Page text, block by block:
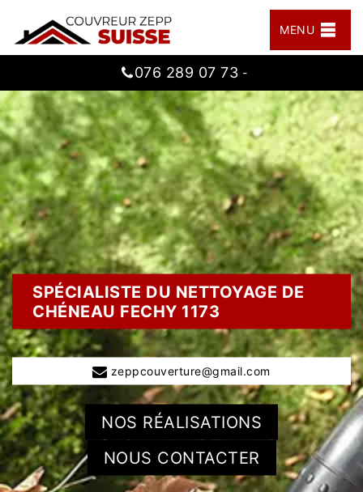
MENU
076 289 07 73 -
SPÉCIALISTE DU NETTOYAGE DE
CHÉNEAU FECHY 1173
zeppcouverture@gmail.com
NOS RÉALISATIONS
NOUS CONTACTER